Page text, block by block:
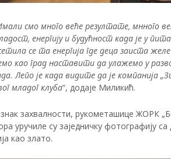
смо много веће резултате, мнного
енергију и будућност када је у
се та енергија где деца заиста
као град наставити да улажемо у
Лепо је када видите да је компанија
младог клуба“, додаје Миликић.
захвалности, рукометашице ЖОРК
уручиле су заједничку фотографију
као злато.